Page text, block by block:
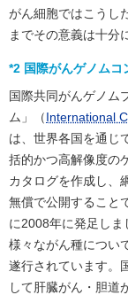
がん細胞ではこうし
までその意義は十分
*2 国際がんゲノムコ
国際共同がんゲノム
ム」（International
は、世界各国を通じ
括的かつ高解像度の
カタログを作成し、
無償で公開すること
に2008年に発足し
様々ながん種につい
遂行されています。
して肝臓がん・胆道